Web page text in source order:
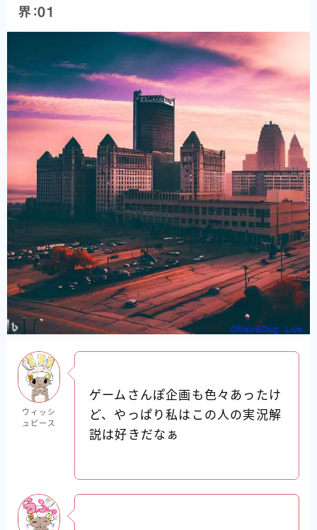
界：01
ウィッシ
ュピース
ゲームさんぽ企画も色々あったけ
ど、やっぱり私はこの人の実況解
説は好きだなぁ